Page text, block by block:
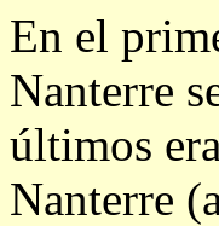
En el
Nanterre
últimos
Nanterre